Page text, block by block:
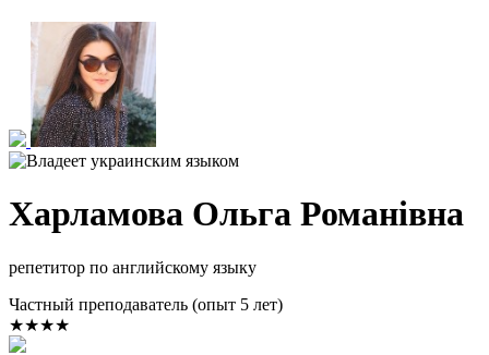
Харламова Ольга Романівна
репетитор по английскому языку
Частный преподаватель (опыт 5 лет)
★★★★